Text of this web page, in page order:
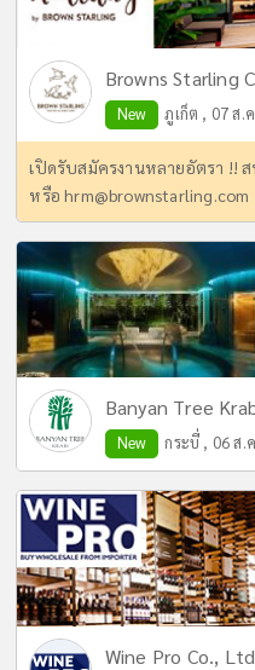
Browns Starling
New ภูเก็ต , 07 ส.
เปิดรับสมัครงานหลายอัตรา !!
หรือhrm@brownstarling.com
Banyan Tree
New กระบี่ , 06 ส.
Wine Pro Co.,